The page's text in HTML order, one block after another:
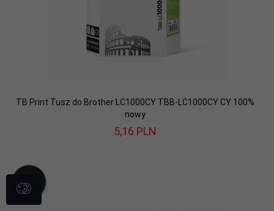
TB Print Tusz do Brother LC1000CY TBB-LC1000CY CY 100%
nowy
5,16 PLN